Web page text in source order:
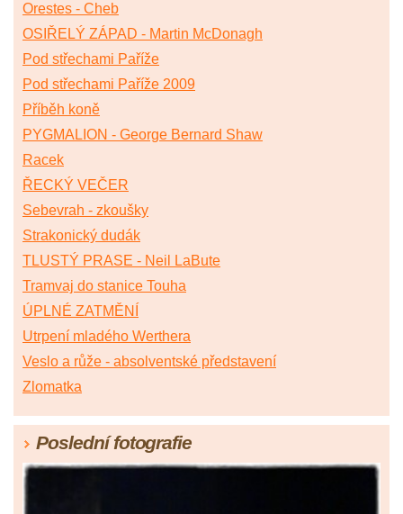
Orestes - Cheb
OSIŘELÝ ZÁPAD - Martin McDonagh
Pod střechami Paříže
Pod střechami Paříže 2009
Příběh koně
PYGMALION - George Bernard Shaw
Racek
ŘECKÝ VEČER
Sebevrah - zkoušky
Strakonický dudák
TLUSTÝ PRASE - Neil LaBute
Tramvaj do stanice Touha
ÚPLNÉ ZATMĚNÍ
Utrpení mladého Werthera
Veslo a růže - absolventské představení
Zlomatka
Poslední fotografie